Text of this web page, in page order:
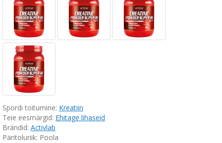
Spordi toitumine: Kreatiin
Teie eesmärgid: Ehitage lihaseid
Brändid: Activlab
Päritoluriik: Poola